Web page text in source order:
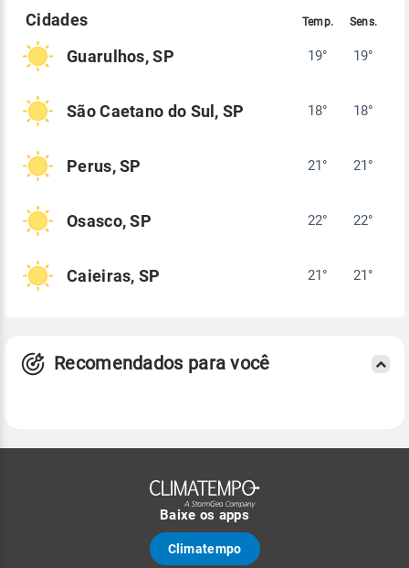
Guarulhos, SP 19° 19°
São Caetano do Sul, SP 18° 18°
Perus, SP 21° 21°
Osasco, SP 22° 22°
Caieiras, SP 21° 21°
Recomendados para você
Baixe os apps
Climatempo